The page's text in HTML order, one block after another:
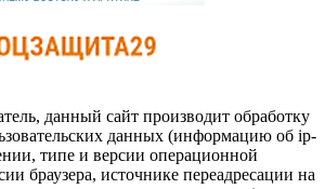
данный сайт производит обработку
данных (информацию об ip-
типе и версии операционной
браузера, источнике переадресации на